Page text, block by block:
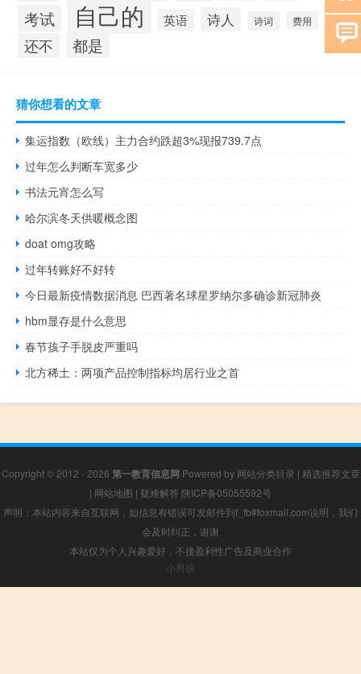
考试 自己的 英语 诗人 诗词 费用
还不 都是
猜你想看的文章
集运指数（欧线）主力合约跌超3%现报739.7点
过年怎么判断车宽多少
书法元宵怎么写
哈尔滨冬天供暖概念图
doat omg攻略
过年转账好不好转
今日最新疫情数据消息 巴西著名球星罗纳尔多确诊新冠肺炎
hbm显存是什么意思
春节孩子手脱皮严重吗
北方稀土：两项产品控制指标均居行业之首
Copyright © 2012 - 2026 第一教育信息网 Powered by 网站分类目录 | 精选推荐文章
| 网站地图 | 疑难解答 陕ICP备05055592号
声明：本站内容来自互联网，如信息有错误可发邮件到f_fb#foxmail.com说明，我们
会及时纠正，谢谢
本站仅为个人兴趣爱好，不接盈利性广告及商业合作
小男孩